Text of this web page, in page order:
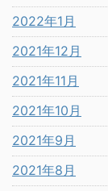
2022年1月
2021年12月
2021年11月
2021年10月
2021年9月
2021年8月